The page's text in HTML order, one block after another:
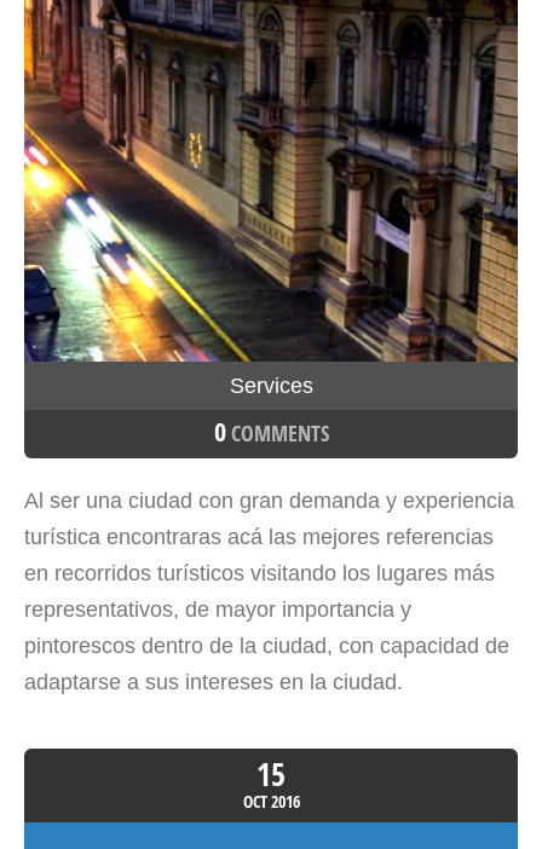
Services
0COMMENTS
Al ser una ciudad con gran demanda y experiencia
turística encontraras acá las mejores referencias
en recorridos turísticos visitando los lugares más
representativos, de mayor importancia y
pintorescos dentro de la ciudad, con capacidad de
adaptarse a sus intereses en la ciudad.
15
OCT2016